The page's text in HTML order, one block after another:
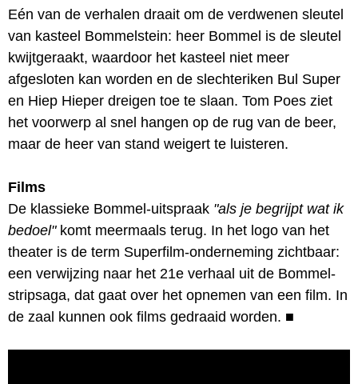
Eén van de verhalen draait om de verdwenen sleutel
van kasteel Bommelstein: heer Bommel is de sleutel
kwijtgeraakt, waardoor het kasteel niet meer
afgesloten kan worden en de slechteriken Bul Super
en Hiep Hieper dreigen toe te slaan. Tom Poes ziet
het voorwerp al snel hangen op de rug van de beer,
maar de heer van stand weigert te luisteren.
Films
De klassieke Bommel-uitspraak "als je begrijpt wat ik
bedoel"komt meermaals terug. In het logo van het
theater is de term Superfilm-onderneming zichtbaar:
een verwijzing naar het 21e verhaal uit de Bommel-
stripsaga, dat gaat over het opnemen van een film. In
de zaal kunnen ook films gedraaid worden. ■